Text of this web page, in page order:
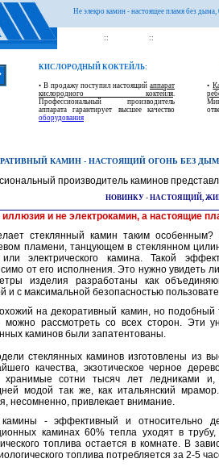
Не элекро камин - настоящее пламя без дыма,
:: ::
КИСЛОРОДНЫЙ КОКТЕЙЛЬ:
• В продажу поступил настоящий аппарат
кислородного коктейля.
Профессиональный производитель
аппарата гарантирует высшее качество
оборудования
•
КАМИН - НАСТОЯЩИЙ ОГОНЬ БЕЗ
производитель каминов
НОВИНКУ - НАСТОЯЩИЙ,
и не электрокамин, а настоящие
стеклянный камин таким
пламени, танцующем в стеклянном
электрического камина. Такой
от его исполнения. Это нужно увидеть
изделия разработаны как
и с максимальной безопасностью
на декоративный камин, но подобный
можно рассмотреть со всех сторон. Эти
каминов были запатентованы.
стеклянных каминов изготовлены из
качества, экзотическое черное
хранимые сотни тысяч лет ледниками
модой так же, как итальянский
несомненно, привлекает внимание.
- эффективный и относительно
каминах 60% тепла уходят в
топлива остается в комнате. В
топлива потребляется за 2-5